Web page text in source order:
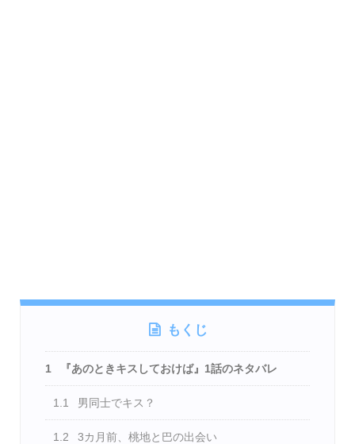
もくじ
1 『あのときキスしておけば』1話のネタバレ
1.1 男同士でキス？
1.2 3カ月前、桃地と巴の出会い